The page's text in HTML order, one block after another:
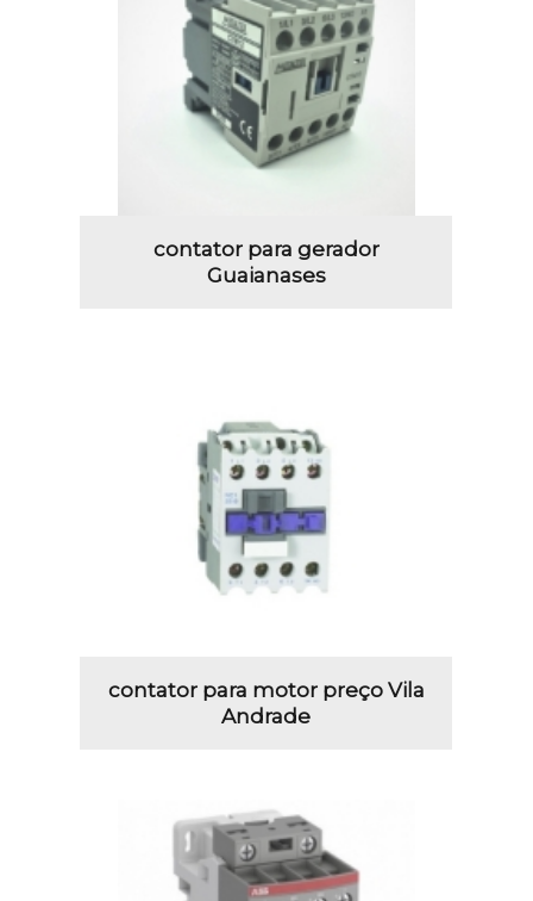
contator para gerador
Guaianases
contator para motor preço Vila
Andrade